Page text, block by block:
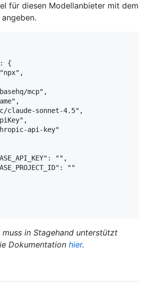
für diesen Modellanbieter mit dem
angeben.
{
mcp",
claude-sonnet-4.5",
api-key"
"",
""
in Stagehand unterstützt
Dokumentation hier.